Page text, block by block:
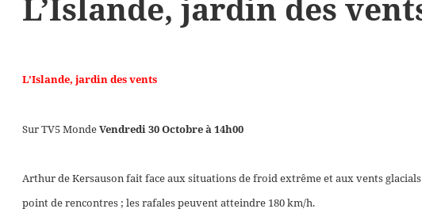
L’Islande, jardin des vents
Sur TV5 MondeVendredi30 Octobre à 14h00
Arthur de Kersauson fait face aux situations de froid extrême et aux vents
point de rencontres ; les rafales peuvent atteindre 180 km/h.